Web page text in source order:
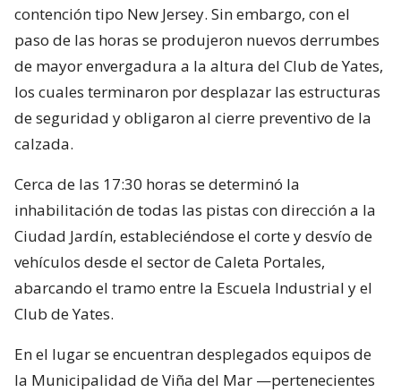
contención tipo New Jersey. Sin embargo, con el
paso de las horas se produjeron nuevos derrumbes
de mayor envergadura a la altura del Club de Yates,
los cuales terminaron por desplazar las estructuras
de seguridad y obligaron al cierre preventivo de la
calzada.
Cerca de las 17:30 horas se determinó la
inhabilitación de todas las pistas con dirección a la
Ciudad Jardín, estableciéndose el corte y desvío de
vehículos desde el sector de Caleta Portales,
abarcando el tramo entre la Escuela Industrial y el
Club de Yates.
En el lugar se encuentran desplegados equipos de
la Municipalidad de Viña del Mar —pertenecientes